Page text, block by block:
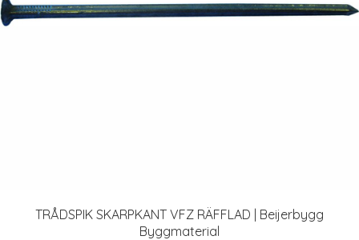
TRÅDSPIK SKARPKANT VFZ RÄFFLAD | Beijerbygg
Byggmaterial